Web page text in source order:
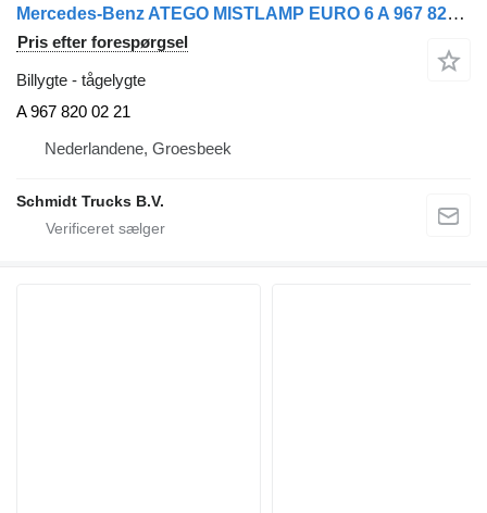
Mercedes-Benz ATEGO MISTLAMP EURO 6 A 967 820 02 21 tågelygte til lastbil
Pris efter forespørgsel
Billygte - tågelygte
A 967 820 02 21
Nederlandene, Groesbeek
Schmidt Trucks B.V.